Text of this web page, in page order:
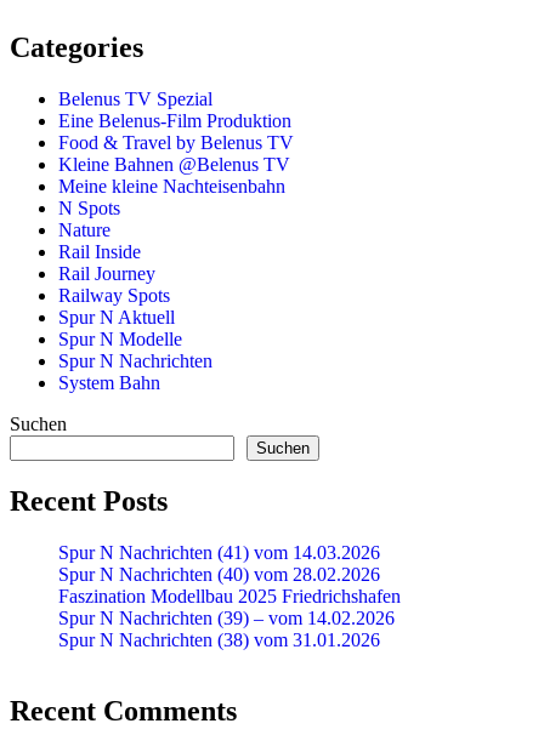
Categories
Belenus TV Spezial
Eine Belenus-Film Produktion
Food & Travel by Belenus TV
Kleine Bahnen @Belenus TV
Meine kleine Nachteisenbahn
N Spots
Nature
Rail Inside
Rail Journey
Railway Spots
Spur N Aktuell
Spur N Modelle
Spur N Nachrichten
System Bahn
Suchen
Suchen
Recent Posts
Spur N Nachrichten (41) vom 14.03.2026
Spur N Nachrichten (40) vom 28.02.2026
Faszination Modellbau 2025 Friedrichshafen
Spur N Nachrichten (39) – vom 14.02.2026
Spur N Nachrichten (38) vom 31.01.2026
Recent Comments